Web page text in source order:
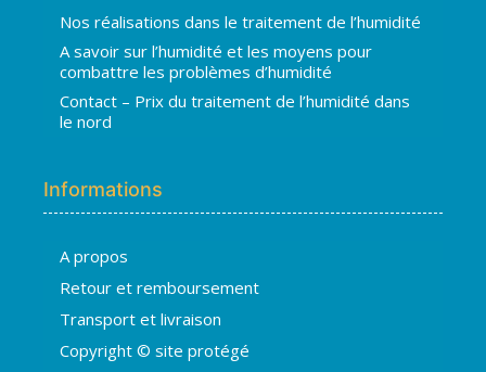
Nos réalisations dans le traitement de l’humidité
A savoir sur l’humidité et les moyens pour
combattre les problèmes d’humidité
Contact – Prix du traitement de l’humidité dans
le nord
Informations
A propos
Retour et remboursement
Transport et livraison
Copyright © site protégé
En ligne · répond en quelques secondes
👋 Bonjour ! Je suis